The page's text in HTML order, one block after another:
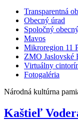
Transparentná
Obecný úrad
Spoločný
Mavos
Mikroregion 11
ZMO Jaslovské
Virtuálny
Fotogaléria
Národná kultúrna
Kaštieľ